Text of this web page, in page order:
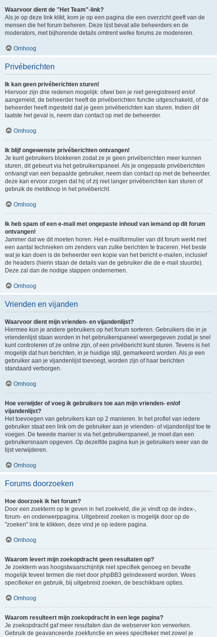
Waarvoor dient de "Het Team"-link?
Als je op deze link klikt, kom je op een pagina die een overzicht geeft van de
mensen die het forum beheren. Deze lijst bevat alle beheerders en de
moderators, met bijhorende details omtrent welke forums ze modereren.
Omhoog
Privéberichten
Ik kan geen privéberichten sturen!
Hiervoor zijn drie redenen mogelijk: ofwel ben je niet geregistreerd en/of
aangemeld, de beheerder heeft de privéberichten functie uitgeschakeld, of de
beheerder heeft ingesteld dat je geen privéberichten kan sturen. Indien dit
laatste het geval is, neem dan contact op met de beheerder.
Omhoog
Ik blijf ongewenste privéberichten ontvangen!
Je kunt gebruikers blokkeren zodat ze je geen privéberichten meer kunnen
sturen, dit gebeurt via het gebruikerspaneel. Als je ongepaste privéberichten
ontvangt van een bepaalde gebruiker, neem dan contact op met de beheerder,
deze kan ervoor zorgen dat hij of zij niet langer privéberichten kan sturen of
gebruik de meldknop in het privébericht.
Omhoog
Ik heb spam of een e-mail met ongepaste inhoud van iemand op dit forum
ontvangen!
Jammer dat we dit moeten horen. Het e-mailformulier van dit forum werkt met
een aantal technieken om zenders van zulke berichten te traceren. Het beste
wat je kan doen is de beheerder een kopie van het bericht e-mailen, inclusief
de headers (hierin staan de details van de gebruiker die de e-mail stuurde).
Deze zal dan de nodige stappen ondernemen.
Omhoog
Vrienden en vijanden
Waarvoor dient mijn vrienden- en vijandenlijst?
Hiermee kun je andere gebruikers op het forum sorteren. Gebruikers die in je
vriendenlijst staan worden in het gebruikerspaneel weergegeven zodat je snel
kunt controleren of ze online zijn, of een privébericht kunt sturen. Tevens is het
mogelijk dat hun berichten, in je huidige stijl, gemarkeerd worden. Als je een
gebruiker aan je vijandenlijst toevoegt, worden zijn of haar berichten
standaard verborgen.
Omhoog
Hoe verwijder of voeg ik gebruikers toe aan mijn vrienden- en/of
vijandenlijst?
Het toevoegen van gebruikers kan op 2 manieren. In het profiel van iedere
gebruiker staat een link om de gebruiker aan je vrienden- of vijandenlijst toe te
voegen. De tweede manier is via het gebruikerspaneel, je moet dan een
gebruikersnaam opgeven. Op dezelfde pagina kun je gebruikers weer van de
lijst verwijderen.
Omhoog
Forums doorzoeken
Hoe doorzoek ik het forum?
Door een zoekterm op te geven in het zoekveld, die je vindt op de index-,
forum- en onderwerppagina. Uitgebreid zoeken is mogelijk door op de
"zoeken" link te klikken, deze vind je op iedere pagina.
Omhoog
Waarom levert mijn zoekopdracht geen resultaten op?
Je zoekterm was hoogstwaarschijnlijk niet specifiek genoeg en bevatte
mogelijk teveel termen die niet door phpBB3 geïndexeerd worden. Wees
specifieker en gebruik, bij uitgebreid zoeken, de beschikbare opties.
Omhoog
Waarom resulteert mijn zoekopdracht in een lege pagina?
Je zoekopdracht gaf meer resultaten dan de webserver kon verwerken.
Gebruik de geavanceerde zoekfunctie en wees specifieker met zowel je